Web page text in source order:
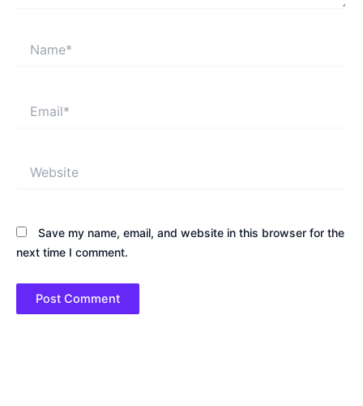
Save my name, email, and website in this browser for the
next time I comment.